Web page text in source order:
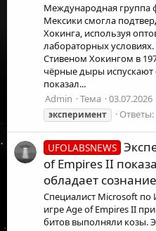
Международная группа
Мексики смогла
Хокинга, используя
лабораторных
Стивеном Хокингом в
чёрные дыры испускают
показал...
Admin
Тема 03.07.2026
эксперимент
Ответы:
UFOLABSNEWS
of Empires II
обладает
Специалист Microsoft по
игре Age of Empires II
битов выполняли козы.